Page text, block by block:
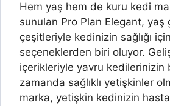
Hem yaş hem de kuru kedi
sunulan Pro Plan Elegant, yaş
çeşitleriyle kedinizin sağlığı
seçeneklerden biri oluyor.
içerikleriyle yavru kedilerinizin
zamanda sağlıklı yetişkinler
marka, yetişkin kedinizin